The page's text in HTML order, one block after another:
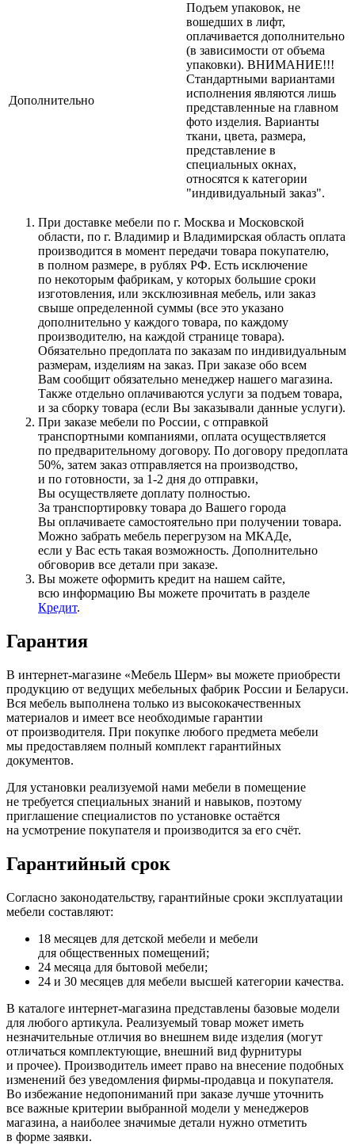
Дополнительно
Подъем упаковок, не
вошедших в лифт,
оплачивается дополнительно
(в зависимости от объема
упаковки). ВНИМАНИЕ!!!
Стандартными вариантами
исполнения являются лишь
представленные на главном
фото изделия. Варианты
ткани, цвета, размера,
представление в
специальных окнах,
относятся к категории
"индивидуальный заказ".
При доставке мебели по г. Москва и Московской
области, по г. Владимир и Владимирская область оплата
производится в момент передачи товара покупателю,
в полном размере, в рублях РФ. Есть исключение
по некоторым фабрикам, у которых большие сроки
изготовления, или эксклюзивная мебель, или заказ
свыше определенной суммы (все это указано
дополнительно у каждого товара, по каждому
производителю, на каждой странице товара).
Обязательно предоплата по заказам по индивидуальным
размерам, изделиям на заказ. При заказе обо всем
Вам сообщит обязательно менеджер нашего магазина.
Также отдельно оплачиваются услуги за подъем товара,
и за сборку товара (если Вы заказывали данные услуги).
При заказе мебели по России, с отправкой
транспортными компаниями, оплата осуществляется
по предварительному договору. По договору предоплата
50%, затем заказ отправляется на производство,
и по готовности, за 1-2 дня до отправки,
Вы осуществляете доплату полностью.
За транспортировку товара до Вашего города
Вы оплачиваете самостоятельно при получении товара.
Можно забрать мебель перегрузом на МКАДе,
если у Вас есть такая возможность. Дополнительно
обговорив все детали при заказе.
Вы можете оформить кредит на нашем сайте,
всю информацию Вы можете прочитать в разделе
Кредит.
Гарантия
В интернет-магазине «Мебель Шерм» вы можете приобрести
продукцию от ведущих мебельных фабрик России и Беларуси.
Вся мебель выполнена только из высококачественных
материалов и имеет все необходимые гарантии
от производителя. При покупке любого предмета мебели
мы предоставляем полный комплект гарантийных
документов.
Для установки реализуемой нами мебели в помещение
не требуется специальных знаний и навыков, поэтому
приглашение специалистов по установке остаётся
на усмотрение покупателя и производится за его счёт.
Гарантийный срок
Согласно законодательству, гарантийные сроки эксплуатации
мебели составляют:
18 месяцев для детской мебели и мебели
для общественных помещений;
24 месяца для бытовой мебели;
24 и 30 месяцев для мебели высшей категории качества.
В каталоге интернет-магазина представлены базовые модели
для любого артикула. Реализуемый товар может иметь
незначительные отличия во внешнем виде изделия (могут
отличаться комплектующие, внешний вид фурнитуры
и прочее). Производитель имеет право на внесение подобных
изменений без уведомления фирмы-продавца и покупателя.
Во избежание недопониманий при заказе лучше уточнить
все важные критерии выбранной модели у менеджеров
магазина, а наиболее значимые детали нужно отметить
в форме заявки.